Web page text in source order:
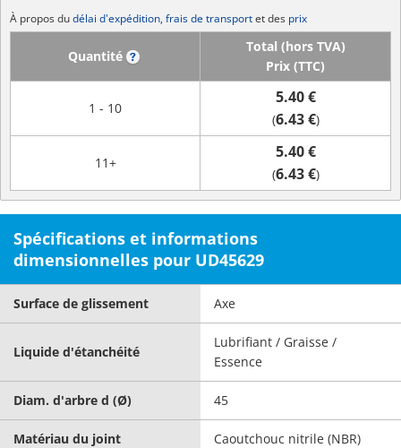
À propos dudélai d'expédition, frais de transportet des prix
Quantité
Total (hors TVA)
Prix (TTC)
1 - 10
5.40 €
(6.43 €)
11+
5.40 €
(6.43 €)
Spécifications et informations
dimensionnelles pour UD45629
Surface de glissement Axe
Liquide d'étanchéité
Lubrifiant / Graisse /
Essence
Diam. d'arbre d (Ø) 45
Matériau du joint Caoutchouc nitrile (NBR)